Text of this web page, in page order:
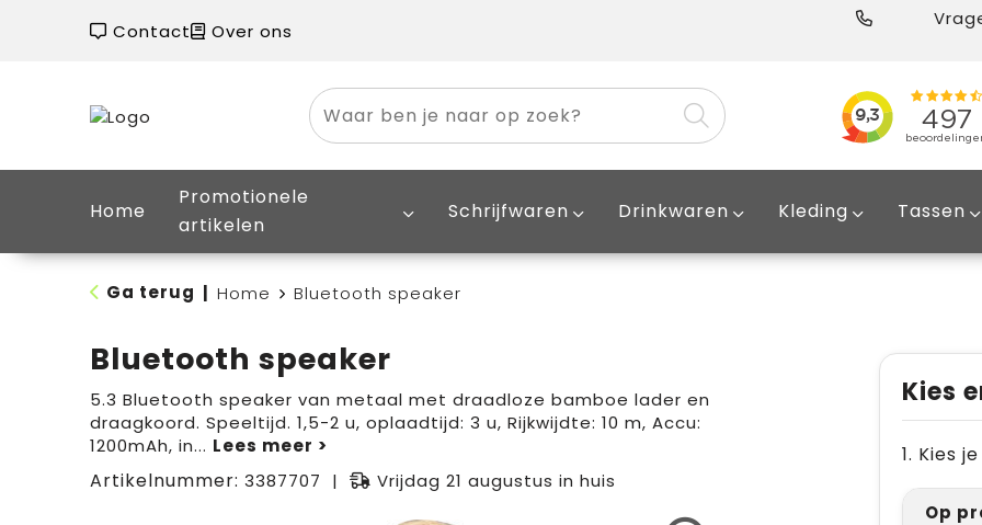
Contact Over ons
Home
Promotionele
artikelen
Schrijfwaren Drinkwaren Kleding Tassen
Ga terug Home Bluetooth speaker
Bluetooth speaker
5.3 Bluetooth speaker van metaal met draadloze bamboe lader en
draagkoord. Speeltijd. 1,5-2 u, oplaadtijd: 3 u, Rijkwijdte: 10 m, Accu:
1200mAh, in...
Artikelnummer: 3387707 Vrijdag 21 augustus in huis
Kies
1. Kies
Op